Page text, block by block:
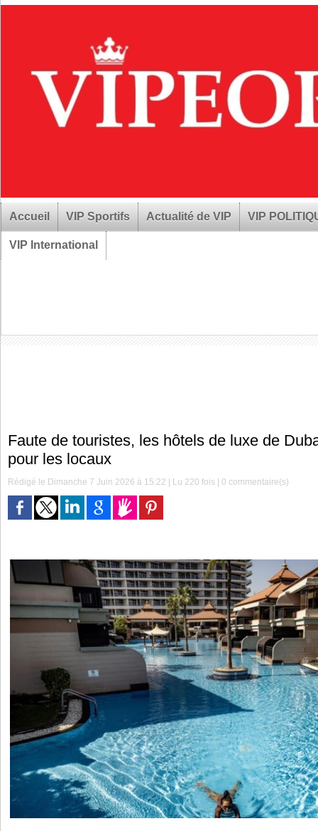
Accueil VIP Sportifs Actualité de VIP VIP
VIP International
Faute de touristes, les hôtels de luxe de
pour les locaux
Rédigé le Dimanche 7 Juin 2026 à 15:22 | Lu 220 fois |0 commentaire(s)